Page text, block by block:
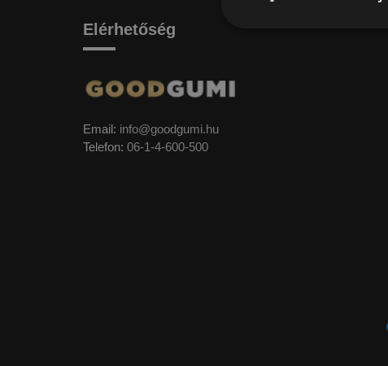
Elérhetőség
Email: info@goodgumi.hu
Telefon: 06-1-4-600-500